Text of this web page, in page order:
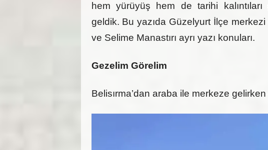
hem yürüyüş hem de tarihi
geldik. Bu yazıda Güzelyurt İlçe merkezi
ve Selime Manastırı ayrı yazı konuları.
Gezelim Görelim
Belisırma’dan araba ile merkeze